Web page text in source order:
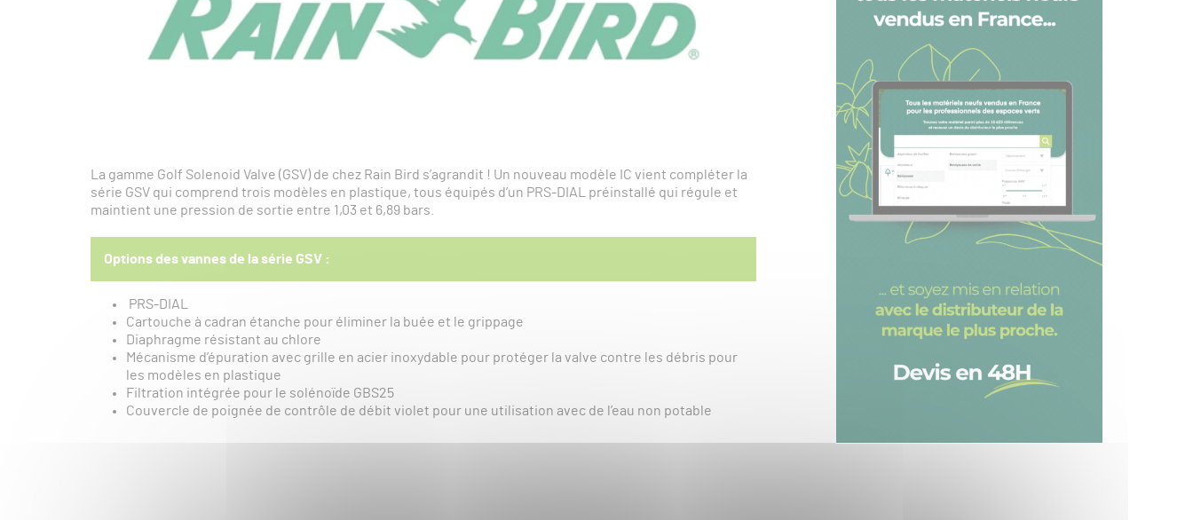
La gamme Golf Solenoid Valve (GSV) de chez Rain Bird s’agrandit ! Un nouveau modèle IC vient compléter la
série GSV qui comprend trois modèles en plastique, tous équipés d’un PRS-DIAL préinstallé qui régule et
maintient une pression de sortie entre 1,03 et 6,89 bars.
Options des vannes de la série GSV :
PRS-DIAL
Cartouche à cadran étanche pour éliminer la buée et le grippage
Diaphragme résistant au chlore
Mécanisme d’épuration avec grille en acier inoxydable pour protéger la valve contre les débris pour
les modèles en plastique
Filtration intégrée pour le solénoïde GBS25
Couvercle de poignée de contrôle de débit violet pour une utilisation avec de l’eau non potable